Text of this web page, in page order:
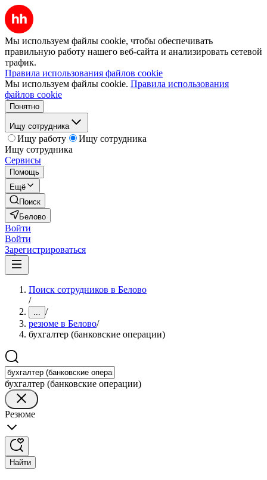
Мы используем файлы cookie, чтобы обеспечивать
правильную работу нашего веб-сайта и анализировать сетевой
трафик.
Правила использования файлов cookie
Мы используем файлы cookie. Правила использования
файлов cookie
Понятно
Ищу сотрудника
Ищу работу
Ищу сотрудника
Ищу сотрудника
Сервисы
Помощь
Ещё
Поиск
Белово
Войти
Войти
Зарегистрироваться
Поиск сотрудников в Белово
/
... /
резюме в Белово/
бухгалтер (банковские операции)
бухгалтер (банковские операции)
Резюме
Найти